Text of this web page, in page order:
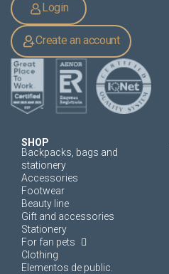
Login
Create an account
SHOP
Backpacks, bags and
stationery
Accessories
Footwear
Beauty line
Gift and accessories
Stationery
For fan pets
Clothing
Elementos de public.